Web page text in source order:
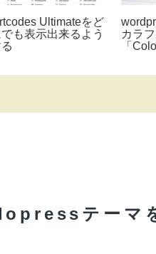
Ultimateをど
も表示出来るよう
カラ
「
テーマ